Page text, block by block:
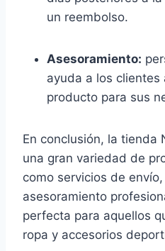
un reembolso.
Asesoramiento:
ayuda a los clientes
producto para sus
En conclusión, la tienda
una gran variedad de
como servicios de
asesoramiento
perfecta para aquellos
ropa y accesorios